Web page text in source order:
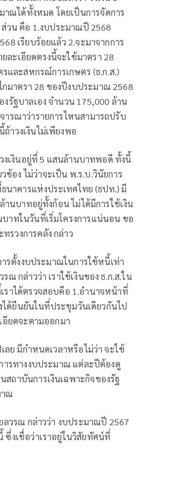
ณได้ทั้งหมด โดยเป็นการจัดการ
วน คือ 1.งบประมาณปี 2568
เรียบร้อยแล้ว 2.จะมาจากการ
ละเอียดตรงนี้จะใช้มาตรา 28
รและสหกรณ์การเกษตร (ธ.ก.ส.)
มาตรา 28 ของปีงบประมาณ 2568
รัฐบาลเอง จำนวน 175,000 ล้าน
รณาว่ารายการไหนสามารถปรับ
าวงเงินไม่เพียงพอ
งเงินอยู่ที่ 5 แสนล้านบาทพอดี ทั้งนี้
ข้อง ไม่ว่าจะเป็น พ.ร.บ.วินัยการ
นาคารแห่งประเทศไทย (ธปท.) มี
านบาทอยู่ทั้งก้อน ไม่ได้มีการใช้เงิน
าทในวันที่เริ่มโครงการแน่นอน ขอ
รวงการคลัง กล่าว
ารตั้งงบประมาณในการใช้หนี้เท่า
กล่าวว่า เราใช้เงินของ ธ.ก.ส.ใน
ราได้ตรวจสอบคือ 1.อำนาจหน้าที่
ได้ยืนยันในที่ประชุมวันเดียวกันไป
อียดจะตามออกมา
ลย มีกำหนดเวลาหรือไม่ว่า จะใช้
ารทางงบประมาณ แต่ละปีต้องดู
สถาบันการเงินเฉพาะกิจของรัฐ
าณ
ลวรณ กล่าวว่า งบประมาณปี 2567
ซึ่งเชื่อว่าเราอยู่ในวิสัยทัศน์ที่